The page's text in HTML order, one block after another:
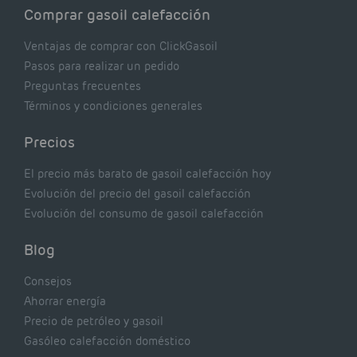
Comprar gasoil calefacción
Ventajas de comprar con ClickGasoil
Pasos para realizar un pedido
Preguntas frecuentes
Términos y condiciones generales
Precios
El precio más barato de gasoil calefacción hoy
Evolución del precio del gasoil calefacción
Evolución del consumo de gasoil calefacción
Blog
Consejos
Ahorrar energía
Precio de petróleo y gasoil
Gasóleo calefacción doméstico